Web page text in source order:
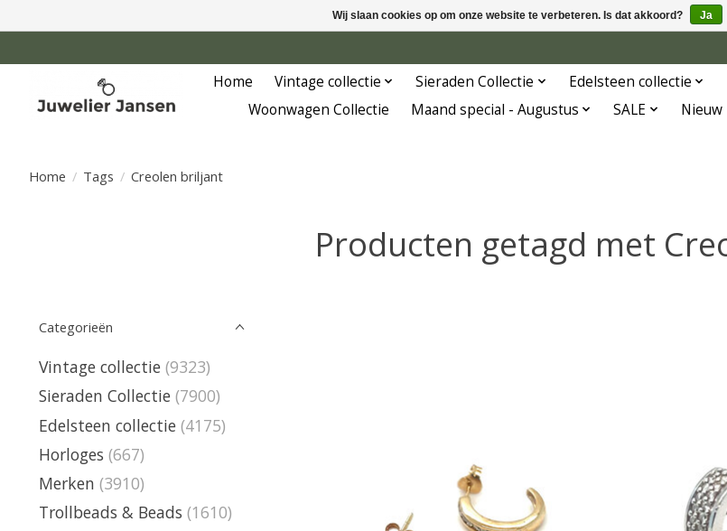
Home Vintage collectie Sieraden Collectie Edelsteen collectie
Woonwagen Collectie
Maand special - Augustus SALE Nieuw
Home / Tags / Creolen briljant
Producten getagd met
Categorieën
Vintage collectie (9323)
Sieraden Collectie (7900)
Edelsteen collectie (4175)
Horloges (667)
Merken (3910)
Trollbeads & Beads (1610)
Wij slaan cookies op om onze website te verbeteren. Is dat akkoord? Ja